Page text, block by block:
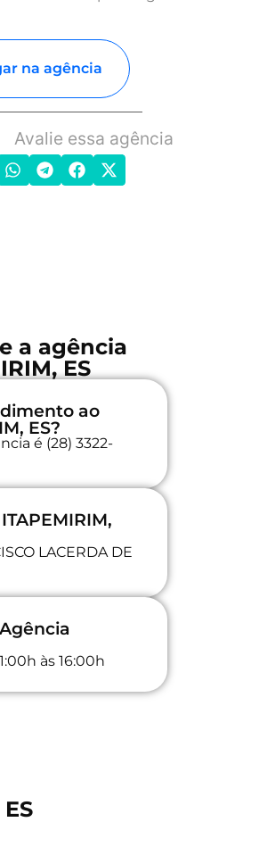
na agência
Avalie essa agência
a agência
ES
ao
ES?
é (28) 3322-
LACERDA DE
às 16:00h